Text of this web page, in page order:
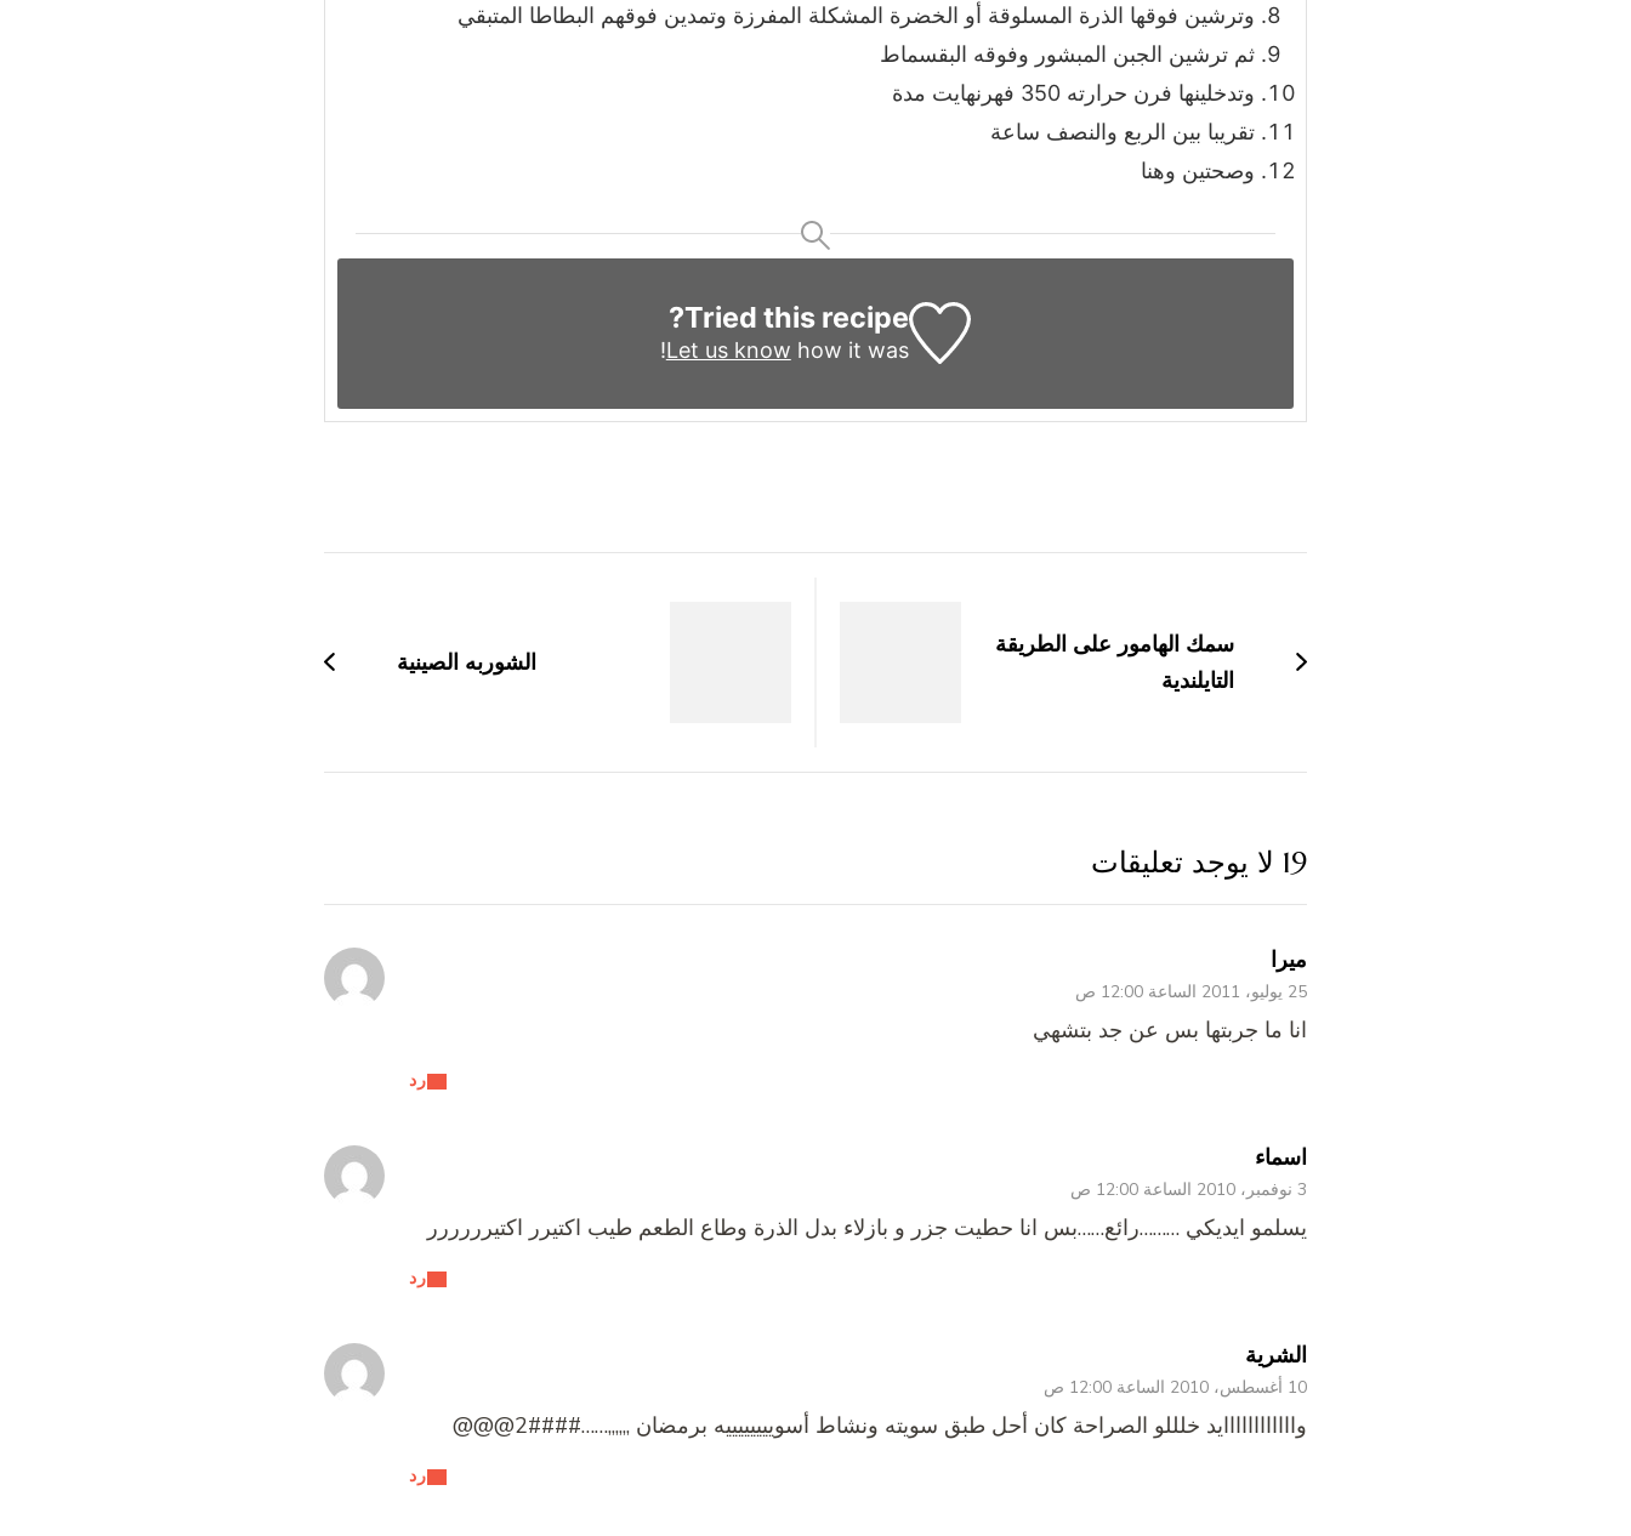
وترشين فوقها الذرة المسلوقة أو الخضرة المشكلة المفرزة وتمدين فوقهم البطاطا المتبقي
ثم ترشين الجبن المبشور وفوقه البقسماط
وتدخلينها فرن حرارته 350 فهرنهايت مدة
تقريبا بين الربع والنصف ساعة
وصحتين وهنا
Tried this recipe?
Let us know how it was!
التدوينات
الشوربه الصينية
سمك الهامور على الطريقة
التايلندية
19 لا يوجد تعليقات
ميرا
25 يوليو، 2011 الساعة 12:00 ص
رد
انا ما جربتها بس عن جد بتشهي
اسماء
3 نوفمبر، 2010 الساعة 12:00 ص
رد
يسلمو ايديكي ………رائع……بس انا حطيت جزر و بازلاء بدل الذرة وطاع الطعم طيب اكتيرر اكتيرررررر
الشرية
10 أغسطس، 2010 الساعة 12:00 ص
رد
واااااااااااايد خلللو الصراحة كان أحل طبق سويته ونشاط أسوييييييييه برمضان ,,,,,,……####2@@@